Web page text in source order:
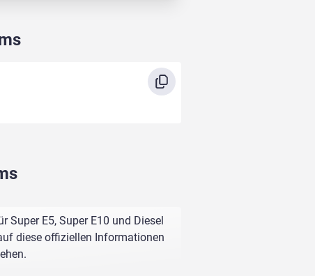
E5, Super E10 und Diesel
diese offiziellen Informationen